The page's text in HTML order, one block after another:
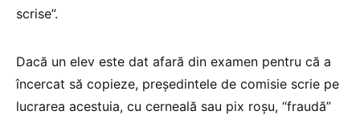
scrise”.
Dacă un elev este dat afară din examen pentru că a
încercat să copieze, președintele de comisie scrie pe
lucrarea acestuia, cu cerneală sau pix roșu, “fraudă”